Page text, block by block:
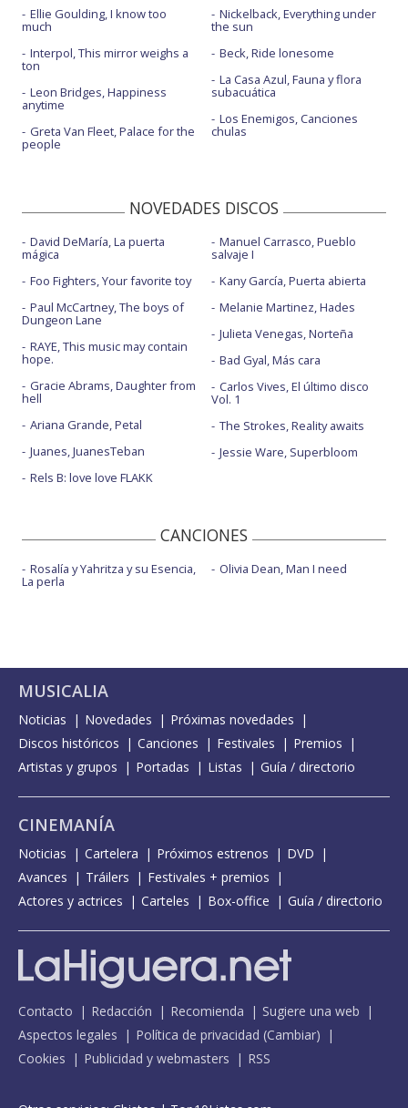
Ellie Goulding, I know too
much
Interpol, This mirror weighs a
ton
Leon Bridges, Happiness
anytime
Greta Van Fleet, Palace for the
people
Nickelback, Everything under
the sun
Beck, Ride lonesome
La Casa Azul, Fauna y flora
subacuática
Los Enemigos, Canciones
chulas
NOVEDADES DISCOS
David DeMaría, La puerta
mágica
Foo Fighters, Your favorite toy
Paul McCartney, The boys of
Dungeon Lane
RAYE, This music may contain
hope.
Gracie Abrams, Daughter from
hell
Ariana Grande, Petal
Juanes, JuanesTeban
Rels B: love love FLAKK
Manuel Carrasco, Pueblo
salvaje I
Kany García, Puerta abierta
Melanie Martinez, Hades
Julieta Venegas, Norteña
Bad Gyal, Más cara
Carlos Vives, El último disco
Vol. 1
The Strokes, Reality awaits
Jessie Ware, Superbloom
CANCIONES
Rosalía y Yahritza y su Esencia,
La perla
Olivia Dean, Man I need
MUSICALIA
Noticias Novedades
Próximas novedades
Discos históricos
Canciones Festivales
Premios
Artistas y grupos
Portadas Listas Guía / directorio
CINEMANÍA
Noticias Cartelera Próximos estrenos
DVD
Avances
Tráilers
Festivales + premios
Actores y actrices
Carteles Box-office Guía / directorio
Contacto Redacción Recomienda
Sugiere una web
Aspectos legales
Política de privacidad (Cambiar)
Cookies
Publicidad y webmasters RSS